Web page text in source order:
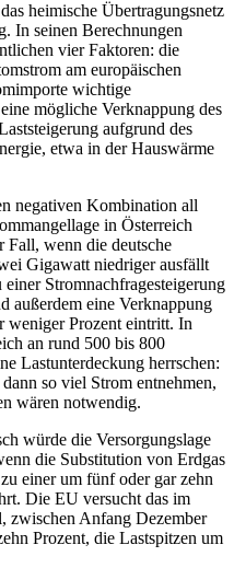
heimische Übertragungsnetz
In seinen Berechnungen
vier Faktoren: die
am europäischen
wichtige
mögliche Verknappung des
aufgrund des
etwa in der Hauswärme
negativen Kombination all
in Österreich
Fall, wenn die deutsche
Gigawatt niedriger ausfällt
Stromnachfragesteigerung
außerdem eine Verknappung
weniger Prozent eintritt. In
an rund 500 bis 800
Lastunterdeckung herrschen:
so viel Strom entnehmen,
wären notwendig.
würde die Versorgungslage
die Substitution von Erdgas
einer um fünf oder gar zehn
Die EU versucht das im
zwischen Anfang Dezember
Prozent, die Lastspitzen um